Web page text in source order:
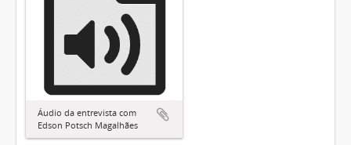
Áudio da entrevista com
Edson Potsch Magalhães